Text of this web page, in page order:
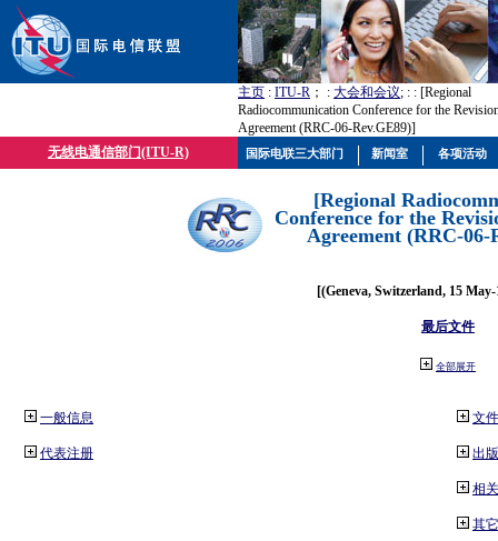
主页 : ITU-R ； : 大会和会议; : : [Regional
Radiocommunication Conference for the
Agreement (RRC-06-Rev.GE89)]
无线电通信部门(ITU-R)
[Regional
Conference for the
Agreement (RRC-06-
[(Geneva, Switzerland, 15
最后文件
全部展开
一般信息
代表注册
文件
出
相
其
国际电联三大部门 新闻室 各项活动